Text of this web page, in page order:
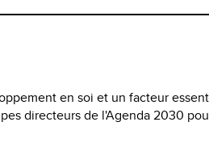
en soi et un facteur
directeurs de l'Agenda 2030